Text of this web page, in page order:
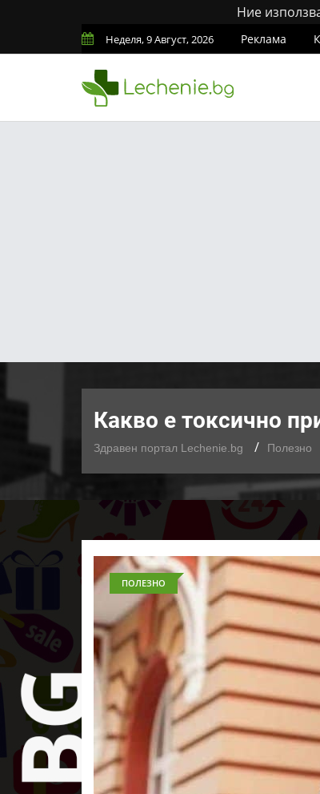
Ние
Неделя, 9 Август, 2026 Реклама
Какво е токсично
Здравен портал Lechenie.bg Полезно
ПОЛЕЗНО